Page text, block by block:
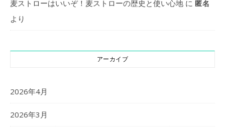
麦ストローはいいぞ！麦ストローの歴史と使い心地 に 匿名
より
アーカイブ
2026年4月
2026年3月